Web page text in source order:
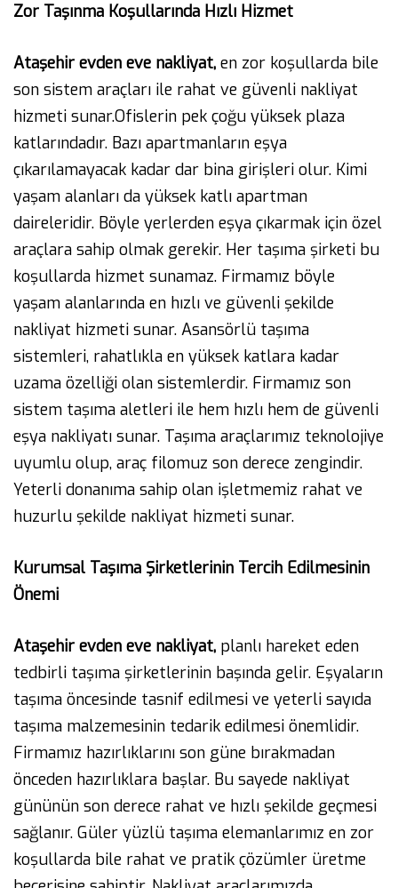
Zor Taşınma Koşullarında Hızlı Hizmet
Ataşehir evden eve nakliyat, en zor koşullarda bile
son sistem araçları ile rahat ve güvenli nakliyat
hizmeti sunar.Ofislerin pek çoğu yüksek plaza
katlarındadır. Bazı apartmanların eşya
çıkarılamayacak kadar dar bina girişleri olur. Kimi
yaşam alanları da yüksek katlı apartman
daireleridir. Böyle yerlerden eşya çıkarmak için özel
araçlara sahip olmak gerekir. Her taşıma şirketi bu
koşullarda hizmet sunamaz. Firmamız böyle
yaşam alanlarında en hızlı ve güvenli şekilde
nakliyat hizmeti sunar. Asansörlü taşıma
sistemleri, rahatlıkla en yüksek katlara kadar
uzama özelliği olan sistemlerdir. Firmamız son
sistem taşıma aletleri ile hem hızlı hem de güvenli
eşya nakliyatı sunar. Taşıma araçlarımız teknolojiye
uyumlu olup, araç filomuz son derece zengindir.
Yeterli donanıma sahip olan işletmemiz rahat ve
huzurlu şekilde nakliyat hizmeti sunar.
Kurumsal Taşıma Şirketlerinin Tercih Edilmesinin
Önemi
Ataşehir evden eve nakliyat, planlı hareket eden
tedbirli taşıma şirketlerinin başında gelir. Eşyaların
taşıma öncesinde tasnif edilmesi ve yeterli sayıda
taşıma malzemesinin tedarik edilmesi önemlidir.
Firmamız hazırlıklarını son güne bırakmadan
önceden hazırlıklara başlar. Bu sayede nakliyat
gününün son derece rahat ve hızlı şekilde geçmesi
sağlanır. Güler yüzlü taşıma elemanlarımız en zor
koşullarda bile rahat ve pratik çözümler üretme